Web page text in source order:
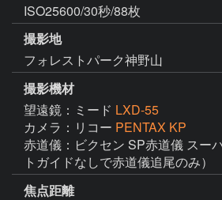
ISO25600/30秒/88枚
撮影地
フォレストパーク神野山
撮影機材
望遠鏡：ミード LXD-55
カメラ：リコー PENTAX KP
赤道儀：ビクセン SP赤道儀 スー
トガイドなしで赤道儀追尾のみ）
焦点距離